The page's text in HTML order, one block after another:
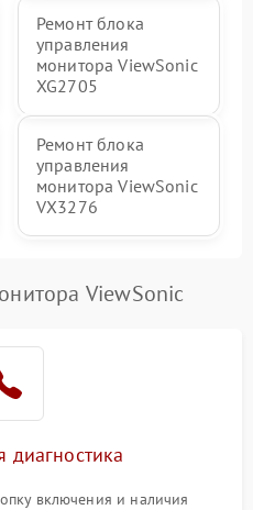
Ремонт блока
управления
монитора ViewSonic
XG2705
Ремонт блока
управления
монитора ViewSonic
VX3276
ViewSonic
диагностика
включения и наличия